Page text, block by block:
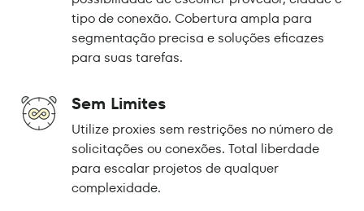
tipo de conexão. Cobertura ampla para
segmentação precisa e soluções eficazes
para suas tarefas.
Sem Limites
Utilize proxies sem restrições no número de
solicitações ou conexões. Total liberdade
para escalar projetos de qualquer
complexidade.